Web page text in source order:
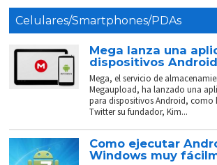
Celulares/Smartphones/PDAs
Mega lanza una
dispositivos Android
Mega, el servicio de
Megaupload, ha lanzado una
para dispositivos Android, como
Twitter su fundador, Kim...
Como ejecutar
Windows muy